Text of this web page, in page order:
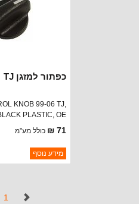
כפתור למזגן TJ
KNOB 99-06 TJ,
PLASTIC, OE
REPLACEMENT
71 ₪ כולל מע"מ
ברקוד: 5011218AC
יצרן:OMIX-ADA
מידע נוסף
1